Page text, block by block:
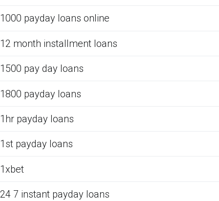
1000 payday loans online
12 month installment loans
1500 pay day loans
1800 payday loans
1hr payday loans
1st payday loans
1xbet
24 7 instant payday loans